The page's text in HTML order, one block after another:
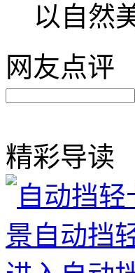
以自然
网友点评
精彩导读